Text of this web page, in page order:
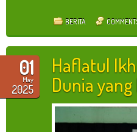
BERITA
01
May
2025
Haflatul
Dunia